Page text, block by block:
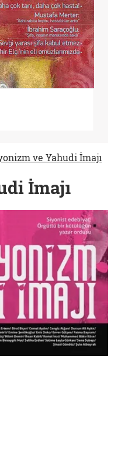
ve Yahudi İmajı
İmajı